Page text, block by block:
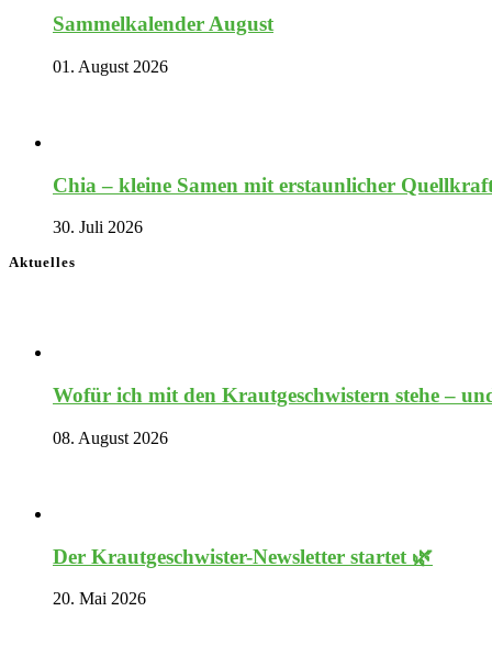
Sammelkalender August
01. August 2026
Chia – kleine Samen mit erstaunlicher
30. Juli 2026
Aktuelles
Wofür ich mit den Krautgeschwistern stehe –
08. August 2026
Der Krautgeschwister-Newsletter startet 🌿
20. Mai 2026